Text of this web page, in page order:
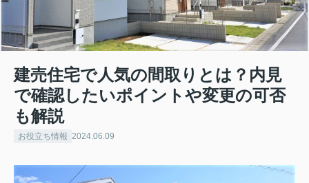
建売住宅で人気の間取りとは？内見
で確認したいポイントや変更の可否
も解説
お役立ち情報 2024.06.09